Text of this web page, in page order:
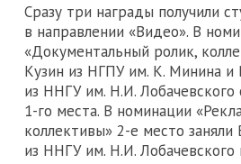
Сразу три награды получили
в направлении «Видео». В
«Документальный ролик,
Кузин из НГПУ им. К. Минина и
из ННГУ им. Н.И. Лобачевского
1-го места. В номинации
коллективы» 2-е место заняли
из ННГУ им. Н.И. Лобачевского